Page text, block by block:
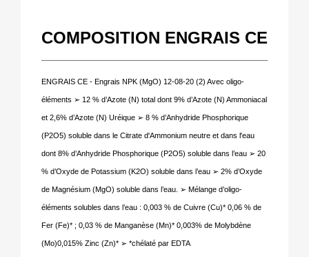
COMPOSITION ENGRAIS CE
ENGRAIS CE - Engrais NPK (MgO) 12-08-20 (2) Avec oligo-
éléments ➢ 12 % d’Azote (N) total dont 9% d’Azote (N) Ammoniacal
et 2,6% d’Azote (N) Uréique ➢ 8 % d’Anhydride Phosphorique
(P2O5) soluble dans le Citrate d'Ammonium neutre et dans l'eau
dont 8% d’Anhydride Phosphorique (P2O5) soluble dans l’eau ➢ 20
% d’Oxyde de Potassium (K2O) soluble dans l’eau ➢ 2% d’Oxyde
de Magnésium (MgO) soluble dans l’eau. ➢ Mélange d’oligo-
éléments solubles dans l’eau : 0,003 % de Cuivre (Cu)* 0,06 % de
Fer (Fe)* ; 0,03 % de Manganèse (Mn)* 0,003% de Molybdène
(Mo)0,015% Zinc (Zn)* ➢ *chélaté par EDTA